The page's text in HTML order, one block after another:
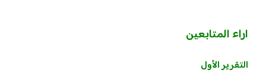
اراء المتابعين
التقرير الأول